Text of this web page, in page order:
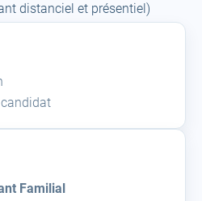
distanciel et présentiel)
candidat
Familial